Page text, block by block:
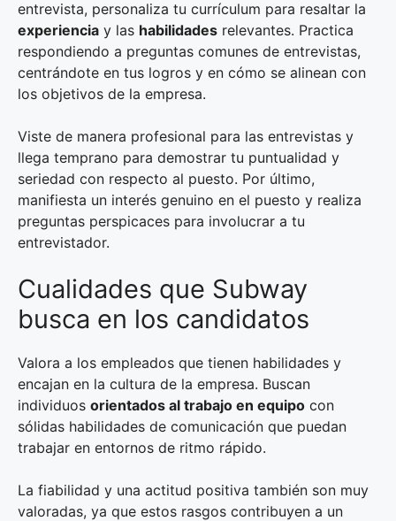
entrevista, personaliza tu currículum para resaltar la
experiencia y las habilidades relevantes. Practica
respondiendo a preguntas comunes de entrevistas,
centrándote en tus logros y en cómo se alinean con
los objetivos de la empresa.
Viste de manera profesional para las entrevistas y
llega temprano para demostrar tu puntualidad y
seriedad con respecto al puesto. Por último,
manifiesta un interés genuino en el puesto y realiza
preguntas perspicaces para involucrar a tu
entrevistador.
Cualidades que Subway
busca en los candidatos
Valora a los empleados que tienen habilidades y
encajan en la cultura de la empresa. Buscan
individuos orientados al trabajo en equipo con
sólidas habilidades de comunicación que puedan
trabajar en entornos de ritmo rápido.
La fiabilidad y una actitud positiva también son muy
valoradas, ya que estos rasgos contribuyen a un